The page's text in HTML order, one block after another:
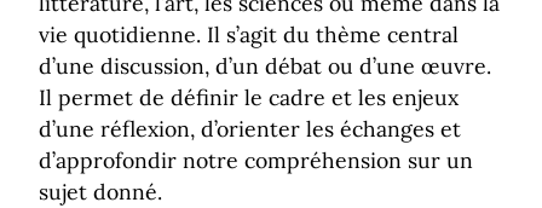
vie quotidienne. Il s’agit du thème central
d’une discussion, d’un débat ou d’une œuvre.
Il permet de définir le cadre et les enjeux
d’une réflexion, d’orienter les échanges et
d’approfondir notre compréhension sur un
sujet donné.